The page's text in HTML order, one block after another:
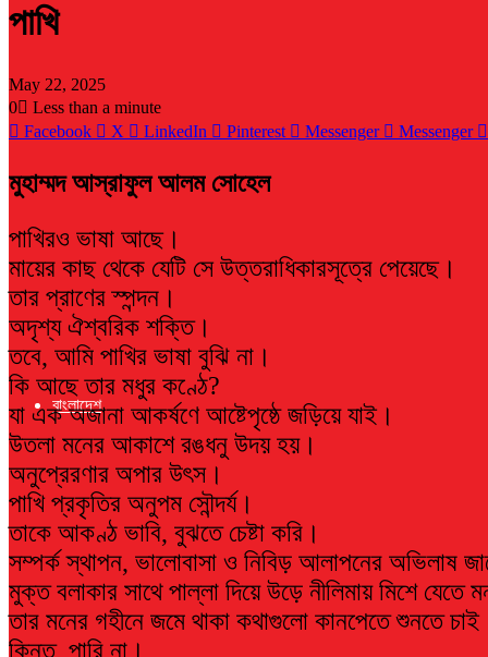
বাংলাদেশ
পাখি
May 22, 2025
0
Less than a minute
Facebook
X LinkedIn Pinterest Messenger Messenger
মুহাম্মদ আস্রাফুল আলম সোহেল
পাখিরও ভাষা আছে।
মায়ের কাছ থেকে যেটি সে উত্তরাধিকারসূত্রে পেয়েছে।
তার প্রাণের স্পন্দন।
অদৃশ্য ঐশ্বরিক শক্তি।
তবে, আমি পাখির ভাষা বুঝি না।
কি আছে তার মধুর কণ্ঠে?
যা এক অজানা আকর্ষণে আষ্টেপৃষ্ঠে জড়িয়ে যাই।
উতলা মনের আকাশে রঙধনু উদয় হয়।
অনুপ্রেরণার অপার উৎস।
পাখি প্রকৃতির অনুপম সৌন্দর্য।
তাকে আকণ্ঠ ভাবি, বুঝতে চেষ্টা করি।
সম্পর্ক স্থাপন, ভালোবাসা ও নিবিড় আলাপনের অভিলাষ
মুক্ত বলাকার সাথে পাল্লা দিয়ে উড়ে নীলিমায় মিশে যেতে
তার মনের গহীনে জমে থাকা কথাগুলো কানপেতে শুনতে
কিন্তু, পারি না।